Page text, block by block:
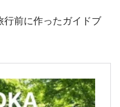
行前に作ったガイドブ